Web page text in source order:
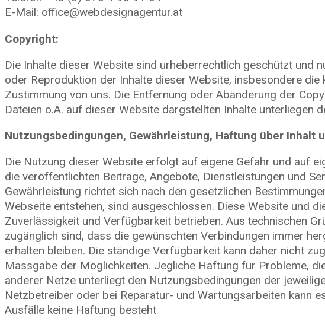
E-Mail: office@webdesignagentur.at
Copyright:
Die Inhalte dieser Website sind urheberrechtlich geschützt und
oder Reproduktion der Inhalte dieser Website, insbesondere
Zustimmung von uns. Die Entfernung oder Abänderung der
Dateien o.Ä. auf dieser Website dargstellten Inhalte unterliegen
Nutzungsbedingungen, Gewährleistung, Haftung über Inhalt
Die Nutzung dieser Website erfolgt auf eigene Gefahr und auf
die veröffentlichten Beiträge, Angebote, Dienstleistungen und
Gewährleistung richtet sich nach den gesetzlichen
Webseite entstehen, sind ausgeschlossen. Diese Website und
Zuverlässigkeit und Verfügbarkeit betrieben. Aus technischen
zugänglich sind, dass die gewünschten Verbindungen immer
erhalten bleiben. Die ständige Verfügbarkeit kann daher nicht
Massgabe der Möglichkeiten. Jegliche Haftung für Probleme,
anderer Netze unterliegt den Nutzungsbedingungen der
Netzbetreiber oder bei Reparatur- und Wartungsarbeiten kann
Ausfälle keine Haftung besteht